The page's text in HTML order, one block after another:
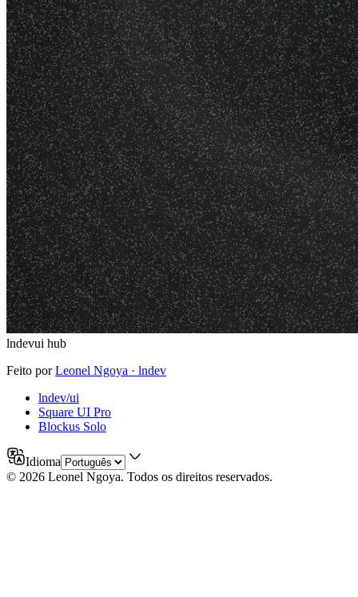
lndevui hub
Feito por Leonel Ngoya · lndev
lndev/ui
Square UI Pro
Blockus Solo
Idioma
© 2026 Leonel Ngoya. Todos os direitos reservados.